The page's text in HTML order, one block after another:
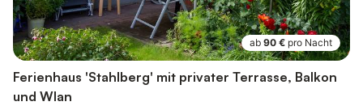
ab 90 € pro Nacht
Ferienhaus 'Stahlberg' mit privater Terrasse, Balkon
und Wlan